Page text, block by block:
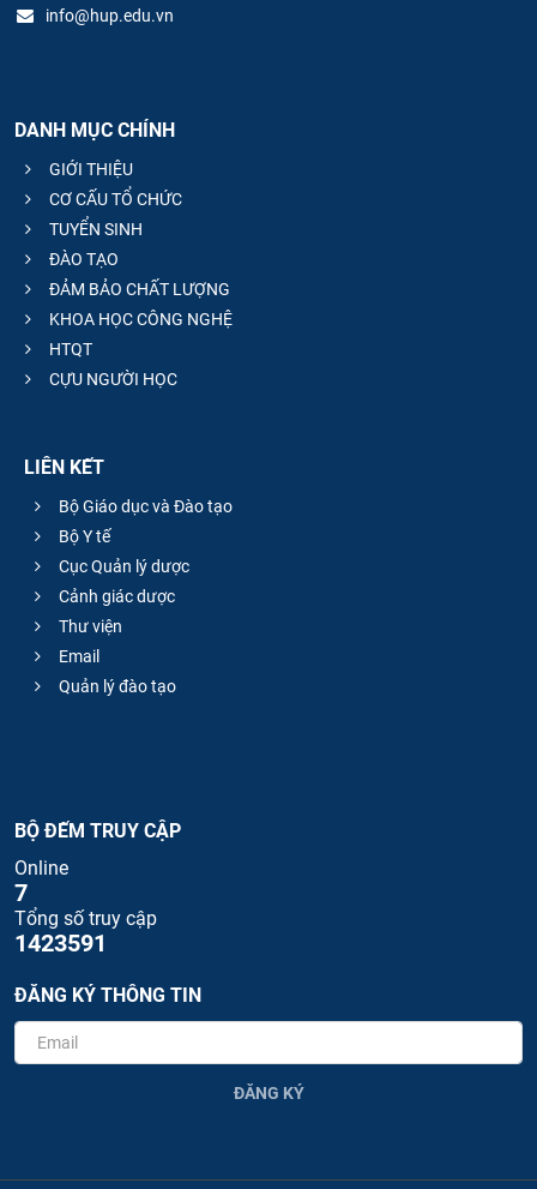
info@hup.edu.vn
DANH MỤC CHÍNH
GIỚI THIỆU
CƠ CẤU TỔ CHỨC
TUYỂN SINH
ĐÀO TẠO
ĐẢM BẢO CHẤT LƯỢNG
KHOA HỌC CÔNG NGHỆ
HTQT
CỰU NGƯỜI HỌC
LIÊN KẾT
Bộ Giáo dục và Đào tạo
Bộ Y tế
Cục Quản lý dược
Cảnh giác dược
Thư viện
Email
Quản lý đào tạo
BỘ ĐẾM TRUY CẬP
Online
7
Tổng số truy cập
1423591
ĐĂNG KÝ THÔNG TIN
ĐĂNG KÝ